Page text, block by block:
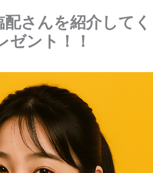
配さんを紹介してく
ント！！